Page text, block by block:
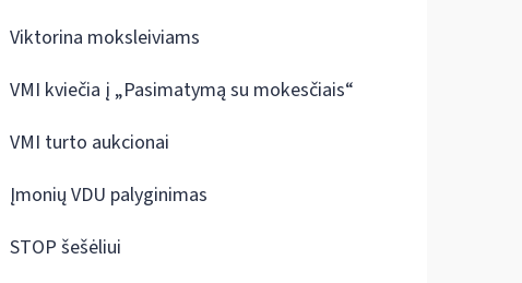
Viktorina moksleiviams
VMI kviečia į „Pasimatymą su mokesčiais“
VMI turto aukcionai
Įmonių VDU palyginimas
STOP šešėliui